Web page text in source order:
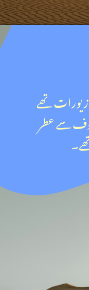
تھے
سے عطر